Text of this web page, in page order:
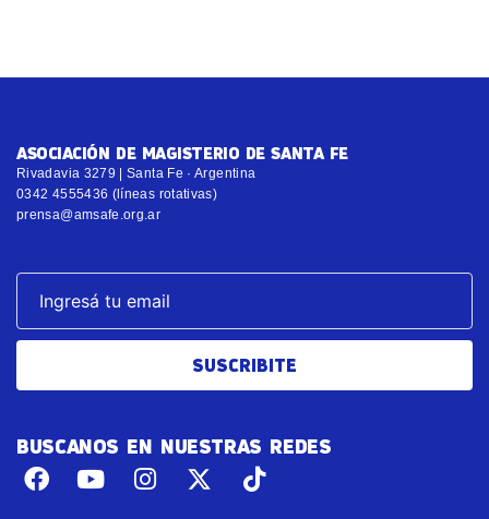
ASOCIACIÓN DE MAGISTERIO DE SANTA FE
Rivadavia 3279 | Santa Fe · Argentina
0342 4555436 (líneas rotativas)
prensa@amsafe.org.ar
SUSCRIBITE
BUSCANOS EN NUESTRAS REDES